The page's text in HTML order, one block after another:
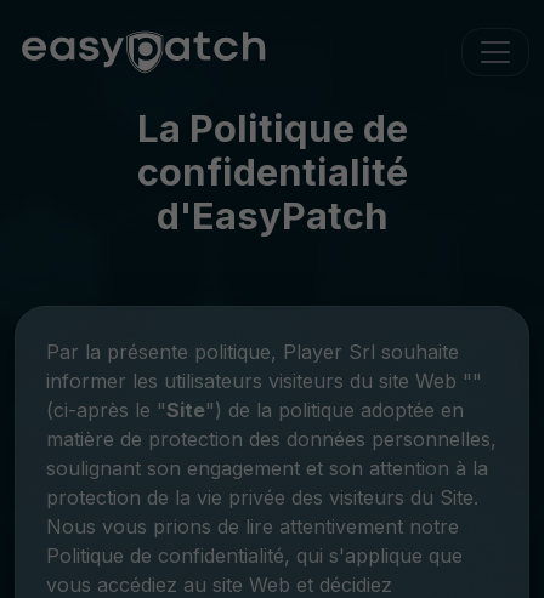
La Politique de
confidentialité
d'EasyPatch
Par la présente politique, Player Srl souhaite
informer les utilisateurs visiteurs du site Web ""
(ci-après le "Site") de la politique adoptée en
matière de protection des données personnelles,
soulignant son engagement et son attention à la
protection de la vie privée des visiteurs du Site.
Nous vous prions de lire attentivement notre
Politique de confidentialité, qui s'applique que
vous accédiez au site Web et décidiez